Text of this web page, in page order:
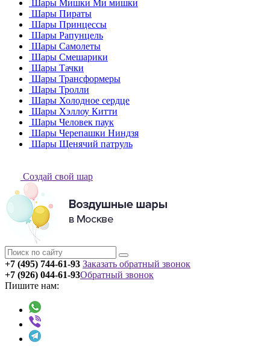
Шары Мишки Ми мишки
Шары Пираты
Шары Принцессы
Шары Рапунцель
Шары Самолеты
Шары Смешарики
Шары Тачки
Шары Трансформеры
Шары Тролли
Шары Холодное сердце
Шары Хэллоу Китти
Шары Человек паук
Шары Черепашки Ниндзя
Шары Щенячий патруль
Создай свой шар
+7 (495) 744-61-93 Заказать обратный звонок
+7 (926) 044-61-93
Пишите нам:
Обратный звонок